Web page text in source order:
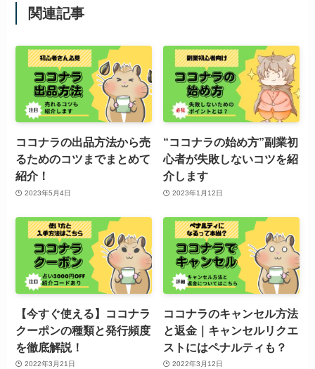
関連記事
ココナラの出品方法から売
るためのコツまでまとめて
紹介！
2023年5月4日
“ココナラの始め方”副業初
心者が失敗しないコツを紹
介します
2023年1月12日
【今すぐ使える】ココナラ
クーポンの種類と発行頻度
を徹底解説！
2022年3月21日
ココナラのキャンセル方法
と返金｜キャンセルリクエ
ストにはペナルティも？
2022年3月12日